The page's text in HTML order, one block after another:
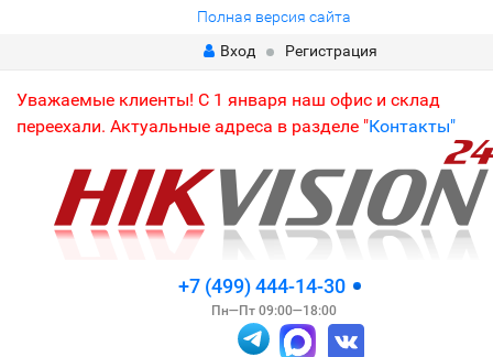
Полная версия сайта
Вход
Регистрация
Уважаемые клиенты! С 1 января наш офис и склад
переехали. Актуальные адреса в разделе "Контакты"
+7 (499) 444-14-30
Пн—Пт 09:00—18:00